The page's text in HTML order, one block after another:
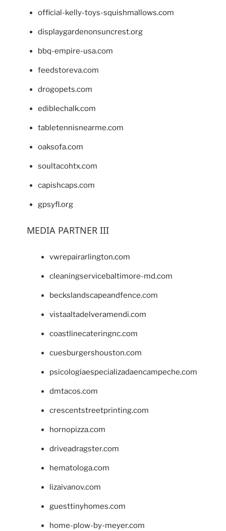
official-kelly-toys-squishmallows.com
displaygardenonsuncrest.org
bbq-empire-usa.com
feedstoreva.com
drogopets.com
ediblechalk.com
tabletennisnearme.com
oaksofa.com
soultacohtx.com
capishcaps.com
gpsyfl.org
MEDIA PARTNER III
vwrepairarlington.com
cleaningservicebaltimore-md.com
beckslandscapeandfence.com
vistaaltadelveramendi.com
coastlinecateringnc.com
cuesburgershouston.com
psicologiaespecializadaencampeche.com
dmtacos.com
crescentstreetprinting.com
hornopizza.com
driveadragster.com
hematologa.com
lizaivanov.com
guesttinyhomes.com
home-plow-by-meyer.com